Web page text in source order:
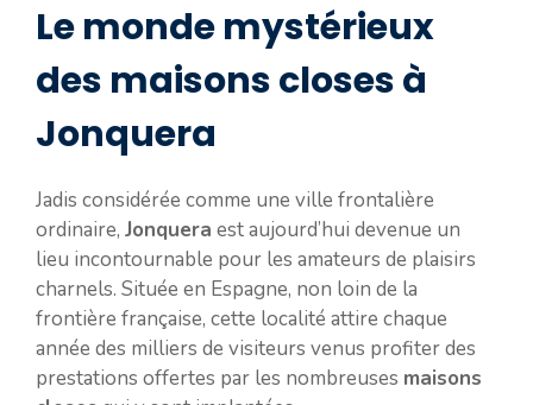
Le monde mystérieux
des maisons closes à
Jonquera
Jadis considérée comme une ville frontalière
ordinaire, Jonquera est aujourd’hui devenue un
lieu incontournable pour les amateurs de plaisirs
charnels. Située en Espagne, non loin de la
frontière française, cette localité attire chaque
année des milliers de visiteurs venus profiter des
prestations offertes par les nombreuses maisons